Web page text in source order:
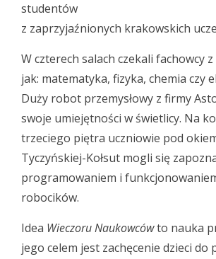
studentów
z zaprzyjaźnionych krakowskich
W czterech salach czekali fachowcy
jak: matematyka, fizyka, chemia czy
Duży robot przemysłowy z firmy
swoje umiejętności w świetlicy. Na
trzeciego piętra uczniowie pod
Tyczyńskiej-Kołsut mogli się
programowaniem i
robocików.
Idea Wieczoru Naukowcówto nauka
jego celem jest zachęcenie dzieci do